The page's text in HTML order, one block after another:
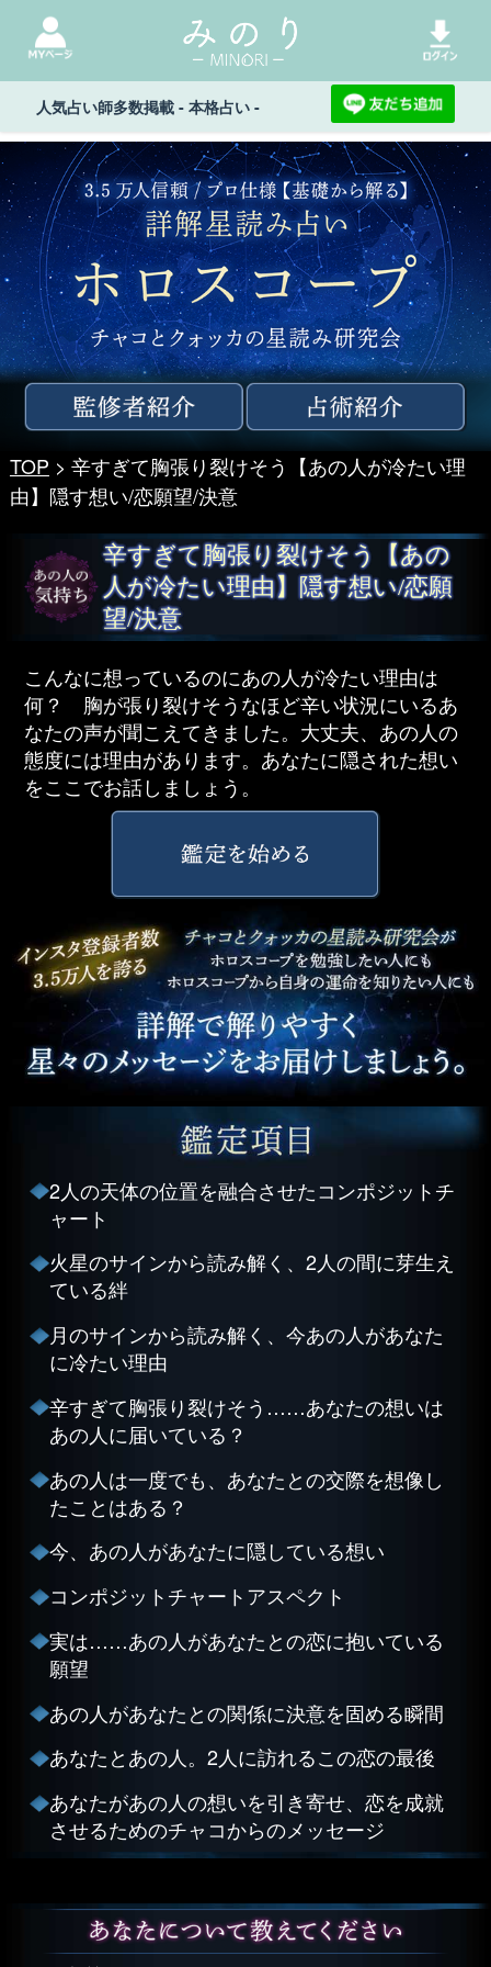
人気占い師多数掲載 - 本格占い -
TOP > 辛すぎて胸張り裂けそう【あの人が冷たい理
由】隠す想い/恋願望/決意
辛すぎて胸張り裂けそう【あの
人が冷たい理由】隠す想い/恋願
望/決意
こんなに想っているのにあの人が冷たい理由は
何？ 胸が張り裂けそうなほど辛い状況にいるあ
なたの声が聞こえてきました。大丈夫、あの人の
態度には理由があります。あなたに隠された想い
をここでお話しましょう。
2人の天体の位置を融合させたコンポジットチ
ャート
火星のサインから読み解く、2人の間に芽生え
ている絆
月のサインから読み解く、今あの人があなた
に冷たい理由
辛すぎて胸張り裂けそう……あなたの想いは
あの人に届いている？
あの人は一度でも、あなたとの交際を想像し
たことはある？
今、あの人があなたに隠している想い
コンポジットチャートアスペクト
実は……あの人があなたとの恋に抱いている
願望
あの人があなたとの関係に決意を固める瞬間
あなたとあの人。2人に訪れるこの恋の最後
あなたがあの人の想いを引き寄せ、恋を成就
させるためのチャコからのメッセージ